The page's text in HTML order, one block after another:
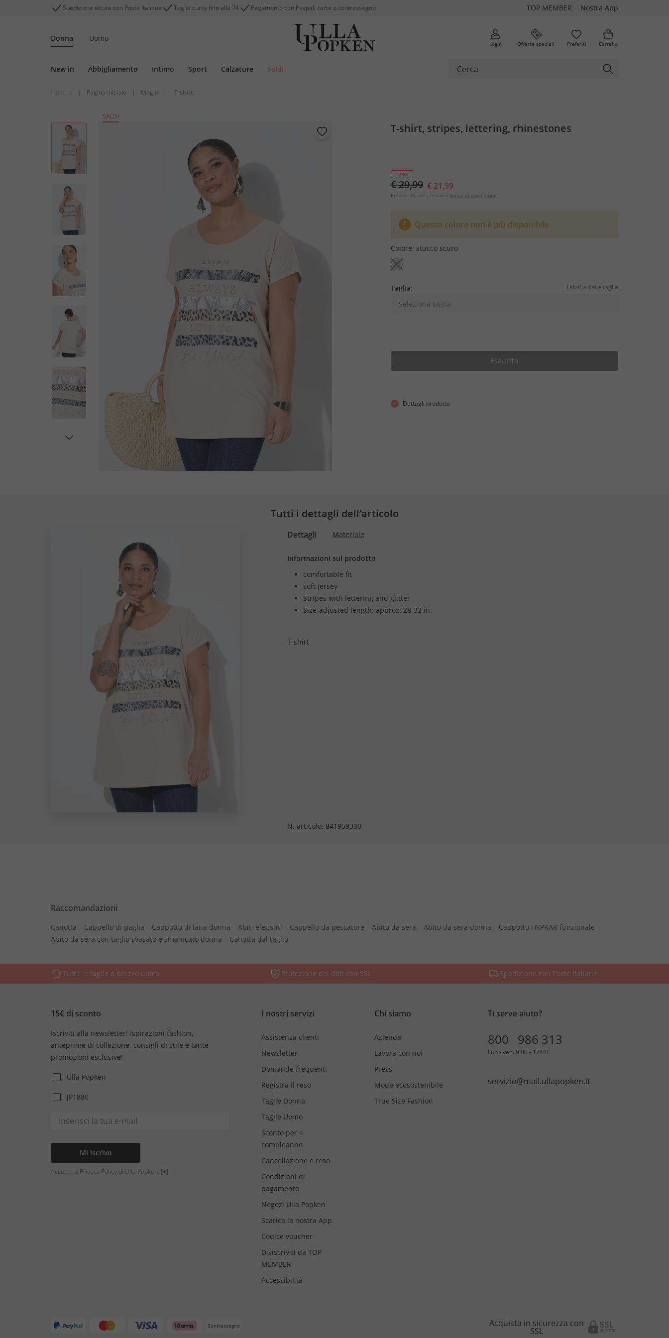
Spedizione sicura con Poste Italiane Taglie curvy fino alla 74 Pagamento con Paypal, carta o contrassegno TOP MEMBER Nostra App
Donna Uomo
Login Offerte speciali Preferiti Carrello
New in Abbigliamento Intimo Sport Calzature Saldi
| Pagina iniziale | Maglie | T-shirt
SALDI
T-shirt, stripes, lettering, rhinestones
- 28%
€ 29,99 € 21,59
Prezzo IVA incl., escluso Spese di spedizione
Questo colore non è più disponibile
Colore: stucco scuro
Taglia: Tabella delle taglie
Seleziona taglia
Esaurito
Dettagli prodotto
Tutti i dettagli dell’articolo
Dettagli Materiale
Informazioni sul prodotto
comfortable fit
soft jersey
Stripes with lettering and glitter
Size-adjusted length: approx: 28-32 in.
T-shirt
N. articolo: 841959300
Raccomandazioni
Canotta Cappello di paglia Cappotto di lana donna Abiti eleganti Cappello da pescatore Abito da sera Abito da sera donna
Cappotto HYPRAR funzionale
Abito da sera con taglio svasato e smanicato donna
Canotta dal taglio
Tutte le taglie a prezzo unico Protezione dei dati con SSL Spedizione con Poste Italiane
15€ di sconto
Iscriviti alla newsletter! Ispirazioni fashion,
anteprime di collezione, consigli di stile e tante
promozioni esclusive!
Ulla Popken
JP1880
Mi iscrivo
Accetto la Privacy Policy di Ulla Popken. [+]
I nostri servizi
Assistenza clienti
Newsletter
Domande frequenti
Registra il reso
Taglie Donna
Taglie Uomo
Sconto per il
compleanno
Cancellazione e reso
Condizioni di
pagamento
Negozi Ulla Popken
Scarica la nostra App
Codice voucher
Disiscriviti da TOP
MEMBER
Accessibilità
Chi siamo
Azienda
Lavora con noi
Press
Moda ecosostenibile
True Size Fashion
Ti serve aiuto?
800 986 313
Lun - ven: 9:00 - 17:00
servizio@mail.ullapopken.it
Contrassegno Acquista in sicurezza con
SSL